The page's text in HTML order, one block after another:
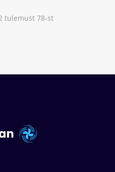
tulemust 78-st